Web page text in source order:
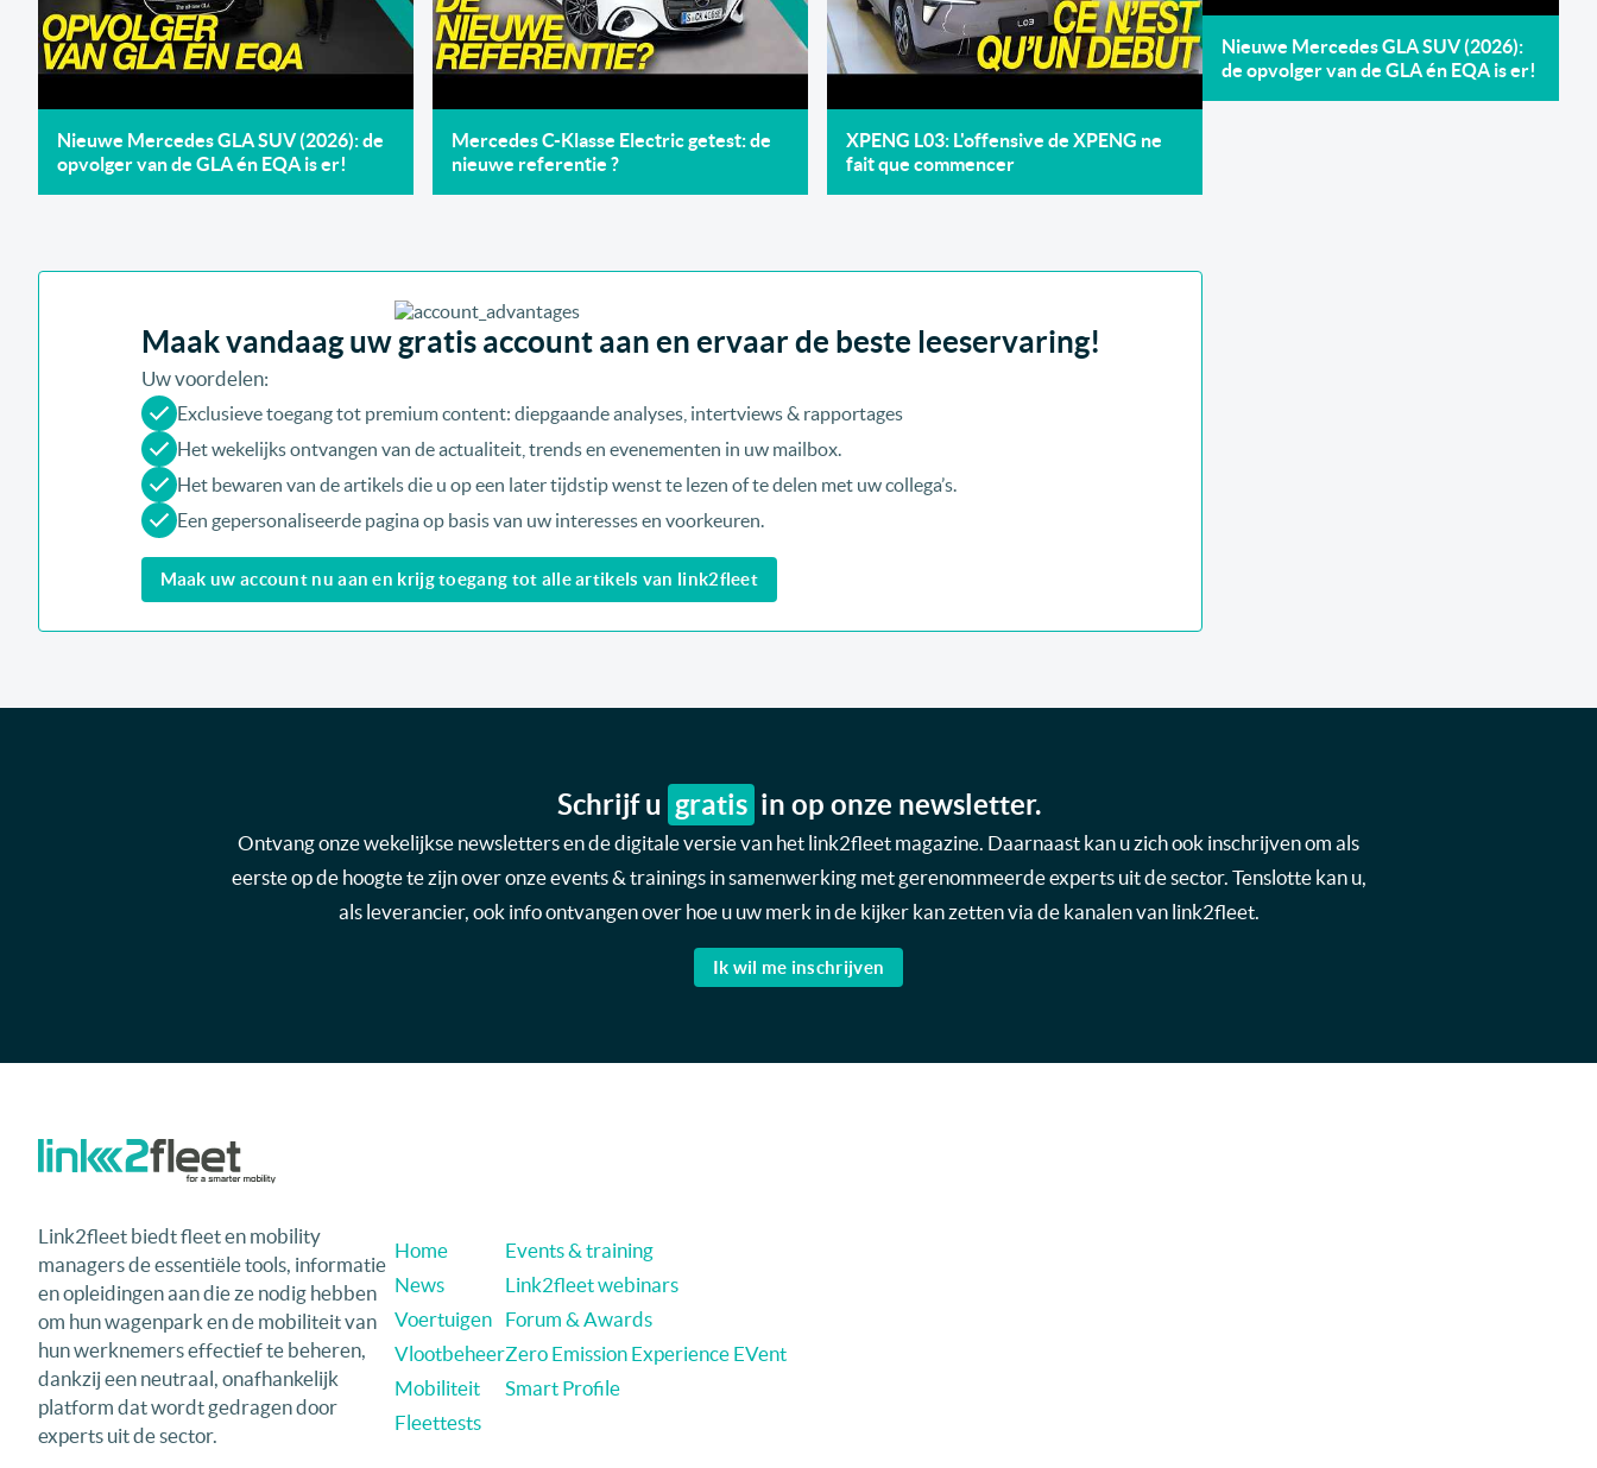
Nieuwe Mercedes GLA SUV (2026): de
opvolger van de GLA én EQA is er!
Mercedes C-Klasse Electric getest: de
nieuwe referentie ?
XPENG L03: L'offensive de XPENG ne
fait que commencer
Maak vandaag uw gratis account aan en ervaar de beste leeservaring!
Uw voordelen:
Exclusieve toegang tot premium content: diepgaande analyses, intertviews & rapportages
Het wekelijks ontvangen van de actualiteit, trends en evenementen in uw mailbox.
Het bewaren van de artikels die u op een later tijdstip wenst te lezen of te delen met uw collega’s.
Een gepersonaliseerde pagina op basis van uw interesses en voorkeuren.
Maak uw account nu aan en krijg toegang tot alle artikels van link2fleet
Nieuwe Mercedes GLA SUV (2026):
de opvolger van de GLA én EQA is er!
Schrijf u gratis in op onze newsletter.
Ontvang onze wekelijkse newsletters en de digitale versie van het link2fleet magazine. Daarnaast kan u zich ook inschrijven om als
eerste op de hoogte te zijn over onze events & trainings in samenwerking met gerenommeerde experts uit de sector. Tenslotte kan u,
als leverancier, ook info ontvangen over hoe u uw merk in de kijker kan zetten via de kanalen van link2fleet.
Ik wil me inschrijven
Link2fleet biedt fleet en mobility
managers de essentiële tools, informatie
en opleidingen aan die ze nodig hebben
om hun wagenpark en de mobiliteit van
hun werknemers effectief te beheren,
dankzij een neutraal, onafhankelijk
platform dat wordt gedragen door
experts uit de sector.
Home
News
Voertuigen
Vlootbeheer
Mobiliteit
Fleettests
Events & training
Link2fleet webinars
Forum & Awards
Zero Emission Experience EVent
Smart Profile